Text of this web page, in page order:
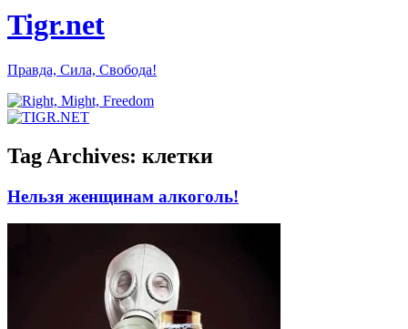
Tigr.net
Правда, Сила, Свобода!
Tag Archives: клетки
Нельзя женщинам алкоголь!